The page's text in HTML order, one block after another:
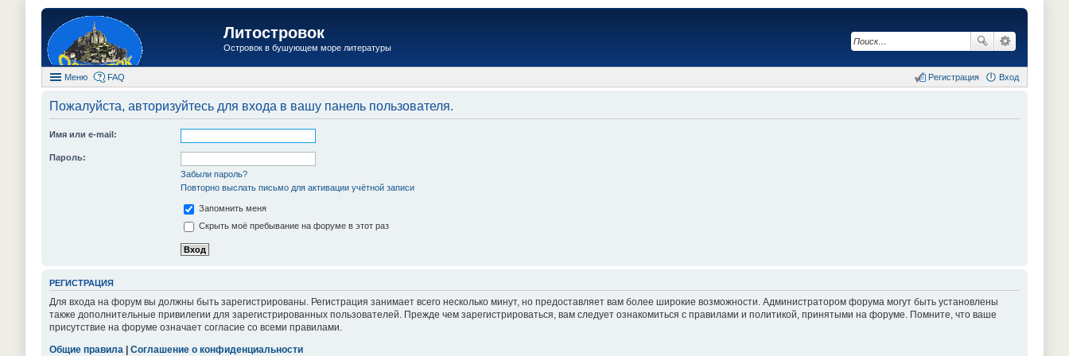
Литостровок
Островок в бушующем море литературы
Меню FAQ Вход
Регистрация
Пожалуйста, авторизуйтесь для входа в вашу панель пользователя.
Имя или e-mail:
Пароль:
Забыли пароль?
Повторно выслать письмо для активации учётной записи
Запомнить меня
Скрыть моё пребывание на форуме в этот раз
РЕГИСТРАЦИЯ
Для входа на форум вы должны быть зарегистрированы. Регистрация занимает всего несколько минут, но предоставляет вам более широкие возможности. Администратором форума могут быть установлены
также дополнительные привилегии для зарегистрированных пользователей. Прежде чем зарегистрироваться, вам следует ознакомиться с правилами и политикой, принятыми на форуме. Помните, что ваше
присутствие на форуме означает согласие со всеми правилами.
Общие правила | Соглашение о конфиденциальности